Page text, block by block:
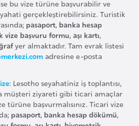
bu vize türüne başvurabilir ve
gerçekleştirebilirsiniz. Turistik
pasaport, banka hesap
vize başvuru formu, aşı kartı,
yer almaktadır. Tam evrak listesi
adresine e-posta
: Lesotho seyahatiniz iş toplantısı,
müşteri ziyareti gibi ticari amaçlar
türüne başvurmalısınız. Ticari vize
pasaport, banka hesap dökümü,